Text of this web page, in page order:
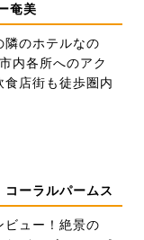
奄美
隣のホテルなの
内各所へのアク
食店街も徒歩圏内
コーラルパームス
ビュー！絶景の